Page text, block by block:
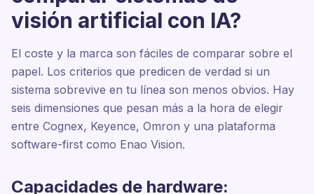
visión artificial con IA?
El coste y la marca son fáciles de comparar sobre el
papel. Los criterios que predicen de verdad si un
sistema sobrevive en tu línea son menos obvios. Hay
seis dimensiones que pesan más a la hora de elegir
entre Cognex, Keyence, Omron y una plataforma
software-first como Enao Vision.
Capacidades de hardware: